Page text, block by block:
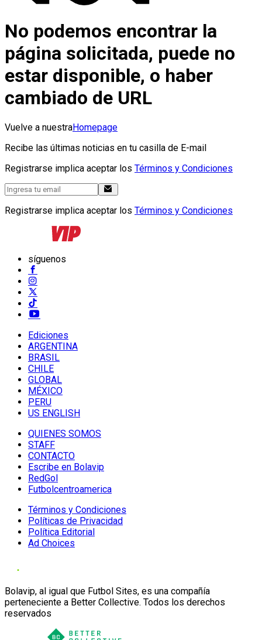
No podemos encontrar la
página solicitada, puede no
estar disponible, o haber
cambiado de URL
Vuelve a nuestraHomepage
Recibe las últimas noticias en tu casilla de E-mail
Registrarse implica aceptar los Términos y Condiciones
Registrarse implica aceptar los Términos y Condiciones
síguenos
Ediciones
ARGENTINA
BRASIL
CHILE
GLOBAL
MÉXICO
PERU
US ENGLISH
QUIENES SOMOS
STAFF
CONTACTO
Escribe en Bolavip
RedGol
Futbolcentroamerica
Términos y Condiciones
Políticas de Privacidad
Política Editorial
Ad Choices
Bolavip, al igual que Futbol Sites, es una compañía
perteneciente a Better Collective. Todos los derechos
reservados